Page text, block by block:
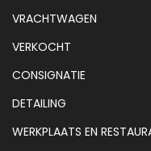
VRACHTWAGEN
VERKOCHT
CONSIGNATIE
DETAILING
WERKPLAATS EN